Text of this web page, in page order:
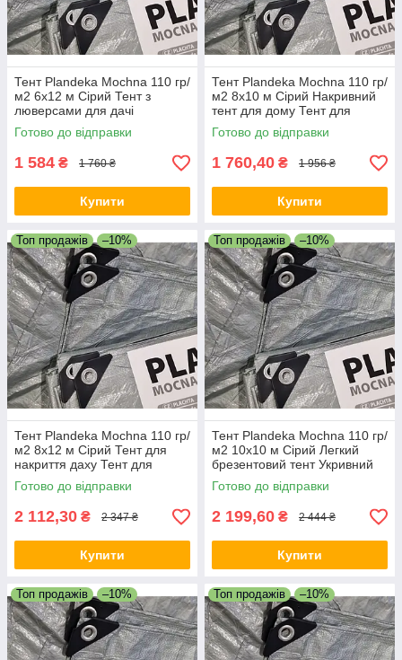
Тент Plandeka Мосhnа 110 гр/
м2 6х12 м Сірий Тент з
люверсами для дачі
Покривний тент для дому
Готово до відправки
1 584 ₴ 1 760 ₴
Купити
Тент Plandeka Мосhnа 110 гр/
м2 8х10 м Сірий Накривний
тент для дому Тент для
накриття машини
Готово до відправки
1 760,40 ₴ 1 956 ₴
Купити
Топ продажів –10%
Тент Plandeka Мосhnа 110 гр/
м2 8х12 м Сірий Тент для
накриття даху Тент для
накриття зерна
Готово до відправки
2 112,30 ₴ 2 347 ₴
Купити
Топ продажів –10%
Тент Plandeka Мосhnа 110 гр/
м2 10х10 м Сірий Легкий
брезентовий тент Укривний
тент для сіна
Готово до відправки
2 199,60 ₴ 2 444 ₴
Купити
Топ продажів –10% Топ продажів –10%